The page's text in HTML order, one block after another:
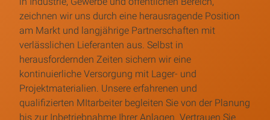
zeichnen wir uns durch eine herausragende Position
am Markt und langjährige Partnerschaften mit
verlässlichen Lieferanten aus. Selbst in
herausfordernden Zeiten sichern wir eine
kontinuierliche Versorgung mit Lager- und
Projektmaterialien. Unsere erfahrenen und
qualifizierten MItarbeiter begleiten Sie von der Planung
bis zur Inbetriebnahme Ihrer Anlagen. Vertrauen Sie